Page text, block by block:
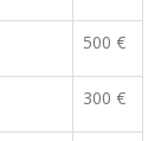
500 €
300 €